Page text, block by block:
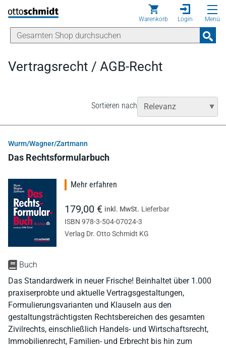
Direkt zum Inhalt
Warenkorb Login Menü
Vertragsrecht / AGB-Recht
Sortieren nach
Wurm/Wagner/Zartmann
Das Rechtsformularbuch
Buch
Das Standardwerk in neuer Frische! Beinhaltet über 1.000
praxiserprobte und aktuelle Vertragsgestaltungen,
Formulierungsvarianten und Klauseln aus den
gestaltungsträchtigsten Rechtsbereichen des gesamten
Zivilrechts, einschließlich Handels- und Wirtschaftsrecht,
Immobilienrecht, Familien- und Erbrecht bis hin zum
Mehr erfahren
179,00 € inkl. MwSt. Lieferbar
ISBN 978-3-504-07024-3
Verlag Dr. Otto Schmidt KG